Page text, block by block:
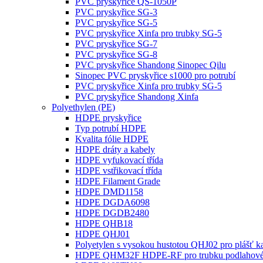
PVC pryskyřice SG-3
PVC pryskyřice SG-5
PVC pryskyřice Xinfa pro trubky SG-5
PVC pryskyřice SG-7
PVC pryskyřice SG-8
PVC pryskyřice Shandong Sinopec Qilu
Sinopec PVC pryskyřice s1000 pro potrubí
PVC pryskyřice Xinfa pro trubky SG-5
PVC pryskyřice Shandong Xinfa
Polyethylen (PE)
HDPE pryskyřice
Typ potrubí HDPE
Kvalita fólie HDPE
HDPE dráty a kabely
HDPE vyfukovací třída
HDPE vstřikovací třída
HDPE Filament Grade
HDPE DMD1158
HDPE DGDA6098
HDPE DGDB2480
HDPE QHB18
HDPE QHJ01
Polyetylen s vysokou hustotou QHJ02 pro plášť
HDPE QHM32F HDPE-RF pro trubku